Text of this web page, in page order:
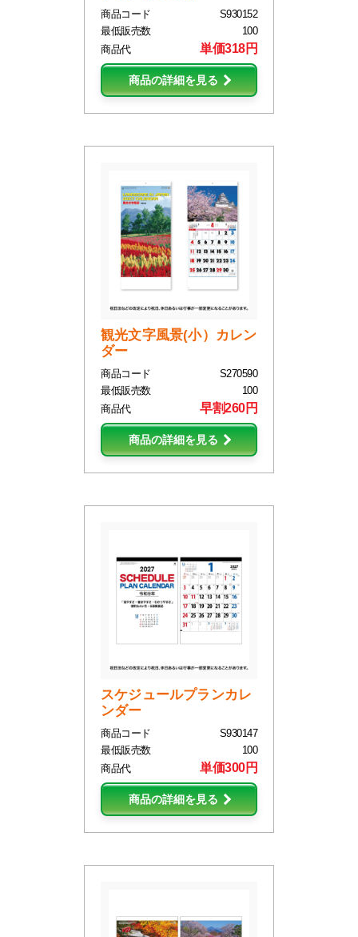
商品コード
S930152
最低販売数
100
商品代
単価318円
商品の詳細を見る
観光文字風景(小）カレン
ダー
商品コード
S270590
最低販売数
100
商品代
早割260円
商品の詳細を見る
スケジュールプランカレ
ンダー
商品コード
S930147
最低販売数
100
商品代
単価300円
商品の詳細を見る